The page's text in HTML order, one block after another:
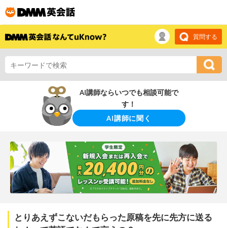
質問する
AI講師ならいつでも相談可能で
す！
AI講師に聞く
とりあえずこないだもらった原稿を先に先方に送る